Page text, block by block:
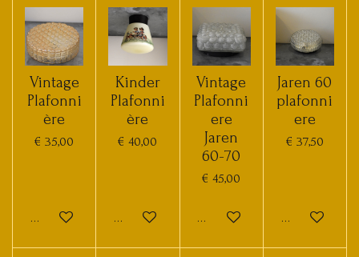
Vintage
Plafonni
ère
€ 35,00
In winkelwagen
Kinder
Plafonni
ère
€ 40,00
In winkelwagen
Vintage
Plafonni
ere
Jaren
60-70
€ 45,00
In winkelwagen
Jaren 60
plafonni
ere
€ 37,50
In